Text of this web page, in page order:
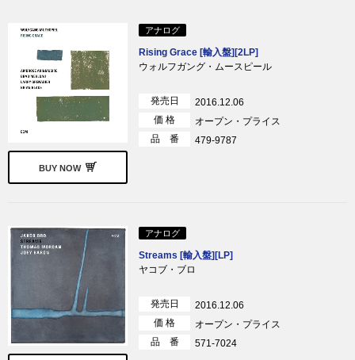
BUY NOW
アナログ
Rising Grace [輸入盤][2LP]
ウォルフガング・ムースピール
発売日
2016.12.06
価 格
オープン・プライス
品 番
479-9787
アナログ
Streams [輸入盤][LP]
ヤコブ・ブロ
発売日
2016.12.06
価 格
オープン・プライス
品 番
571-7024